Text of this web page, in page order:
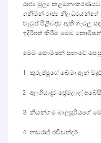
රාජ්‍ය මූල්‍ය
ගනිමින් රාජ්‍ය නිලධරයන්ගේ
වැටුප් පිළිබඳව ඇති ගැටලු
ඉදිරිපත් කිරීම මෙම කොමිෂන්
මෙම කොමිෂන් සභාවේ
1. කුරුප්පුගේ ඛේමා ඈන්
2. අලගියාදුර ප්‍රේමලාල්
3. නියන්ගම බාලසූරියගේ
4. නඩරාජ් රවිචන්දර්